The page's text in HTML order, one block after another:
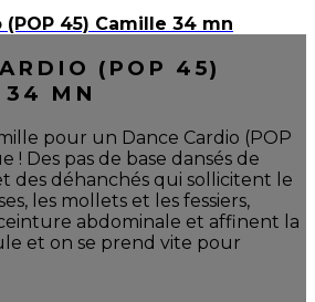
(POP 45) Camille 34 mn
(POP 45)
MN
pour un Dance Cardio (POP
! Des pas de base dansés de
des déhanchés qui sollicitent le
les mollets et les fessiers,
abdominale et affinent la
et on se prend vite pour